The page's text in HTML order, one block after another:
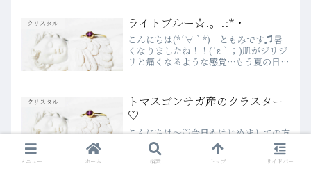
クリスタル ライトブルー☆.。.:*・
こんにちは(*´∀｀*) ともみです♫暑
くなりましたね！！(´ε｀；)肌がジリジ
リと痛くなるような感覚…もう夏の日差
ケアにはフローラウォーターの「ラベン
ダー」がおすすめ...
クリスタル
トマスゴンサガ産のクラスター
♡
こんにちは～♡今日もはじめましての方
や、遠方からいらしてくださった方、
様々な方にご来店いただきありがとうご
ざいました(*^_^*)今日一段と光を放っ
メニュー ホーム 検索 トップ サイドバー